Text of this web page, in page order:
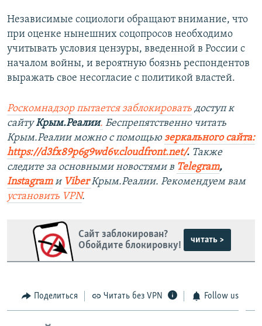
Независимые социологи обращают внимание, что
при оценке нынешних соцопросов необходимо
учитывать условия цензуры, введенной в России с
началом войны, и вероятную боязнь респондентов
выражать свое несогласие с политикой властей.
Роскомнадзор пытается заблокировать доступ к
сайтуКрым.Реалии. Беспрепятственно читать
Крым.Реалии можно с помощью зеркального сайта:
https://d3fx89p6g9wd6v.cloudfront.net/. ​ Также
следите за основными новостями в Telegram,
Instagram и ViberКрым.Реалии. Рекомендуем вам
установить VPN.
Сайт заблокирован?
Обойдите блокировку!
читать >
Поделиться Читать без VPN Follow us